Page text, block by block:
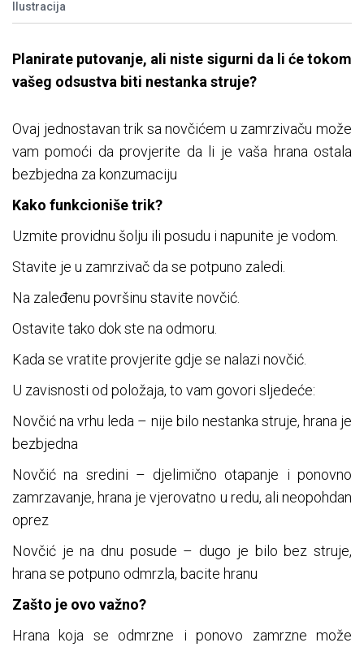
Ilustracija
Planirate putovanje, ali niste sigurni da li će tokom
vašeg odsustva biti nestanka struje?
Ovaj jednostavan trik sa novčićem u zamrzivaču može
vam pomoći da provjerite da li je vaša hrana ostala
bezbjedna za konzumaciju
Kako funkcioniše trik?
Uzmite providnu šolju ili posudu i napunite je vodom.
Stavite je u zamrzivač da se potpuno zaledi.
Na zaleđenu površinu stavite novčić.
Ostavite tako dok ste na odmoru.
Kada se vratite provjerite gdje se nalazi novčić.
U zavisnosti od položaja, to vam govori sljedeće:
Novčić na vrhu leda – nije bilo nestanka struje, hrana je
bezbjedna
Novčić na sredini – djelimično otapanje i ponovno
zamrzavanje, hrana je vjerovatno u redu, ali neopohdan
oprez
Novčić je na dnu posude – dugo je bilo bez struje,
hrana se potpuno odmrzla, bacite hranu
Zašto je ovo važno?
Hrana koja se odmrzne i ponovo zamrzne može